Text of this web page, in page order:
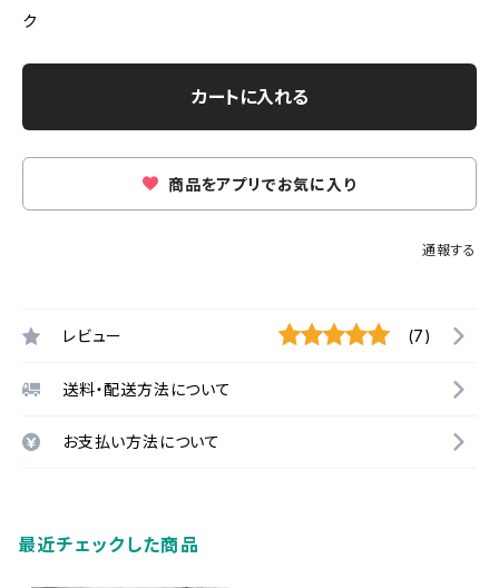
ク
カートに入れる
商品をアプリでお気に入り
通報する
レビュー (7)
送料・配送方法について
お支払い方法について
最近チェックした商品